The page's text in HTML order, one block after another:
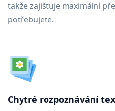
takže zajišťuje maximální
potřebujete.
Chytré rozpoznávání